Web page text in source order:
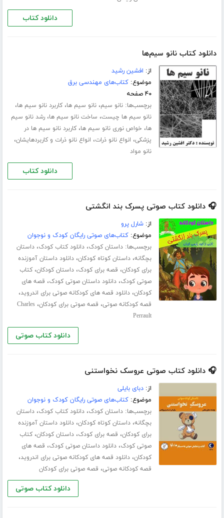
دانلود کتاب
دانلود کتاب نانو سیم‌ها
از: افشین رشید
موضوع:کتاب‌های مهندسی برق
۴۰ صفحه
برچسب‌ها:نانو سیم،نانو سیم ها،کاربرد نانو سیم ها،
نانو سیم ها چیست، ساخت نانو سیم ها،رشد نانو سیم
ها، خواص نوری نانو سیم ها،کاربرد نانو سیم ها در
پزشکی، انواع نانو ذرات، انواع نانو ذرات و کاربردهایشان،
نانو مواد
دانلود کتاب
🎧 دانلود کتاب صوتی پسرک بند انگشتی
از:شارل پرو
موضوع:کتاب‌های صوتی رایگان کودک و نوجوان
برچسب‌ها:داستان کودک،دانلود کتاب کودک،داستان
بچگانه،داستان کوتاه کودکان،دانلود داستان آموزنده
برای کودکان، قصه برای کودک،داستان کودکان،کتاب
صوتی کودک،دانلود داستان صوتی کودک، قصه های
کودکان،دانلود قصه های کودکانه صوتی برای اندروید،
قصه کودکانه صوتی، قصه صوتی برای کودکان،Charles
Perrault
دانلود کتاب صوتی
🎧 دانلود کتاب صوتی عروسک نخواستنی
از:دبای بایلی
موضوع:کتاب‌های صوتی رایگان کودک و نوجوان
برچسب‌ها:داستان کودک،دانلود کتاب کودک،داستان
بچگانه،داستان کوتاه کودکان،دانلود داستان آموزنده
برای کودکان، قصه برای کودک،داستان کودکان،کتاب
صوتی کودک،دانلود داستان صوتی کودک، قصه های
کودکان،دانلود قصه های کودکانه صوتی برای اندروید،
قصه کودکانه صوتی، قصه صوتی برای کودکان
دانلود کتاب صوتی